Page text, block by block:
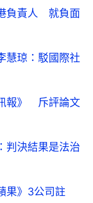
負責人 就負面
慧琼：駁國際社
報》 斥評論文
判決結果是法治
果》3公司註